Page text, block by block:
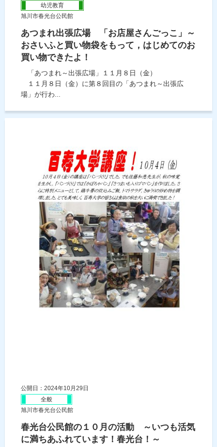
幼児教育
旭川市春光台公民館
あつまれ出張広場 「お店屋さんごっこ」～
おさいふと買い物袋をもって，はじめてのお
買い物できたよ！
「あつまれ～出張広場」１１月８日（金）
１１月８日（金）に第８回目の「あつまれ～出張広
場」が行わ...
公開日：2024年10月29日
全般
旭川市春光台公民館
春光台公民館の１０月の活動 ～いつも活気
に満ちあふれています！春光台！～